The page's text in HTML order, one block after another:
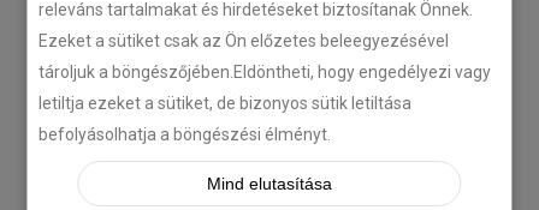
releváns tartalmakat és hirdetéseket biztosítanak Önnek.
Ezeket a sütiket csak az Ön előzetes beleegyezésével
tároljuk a böngészőjében.Eldöntheti, hogy engedélyezi vagy
letiltja ezeket a sütiket, de bizonyos sütik letiltása
befolyásolhatja a böngészési élményt.
Mind elutasítása
2018-06-12
Citroën C-Zero tempomat
beszerelés
2018-02-14